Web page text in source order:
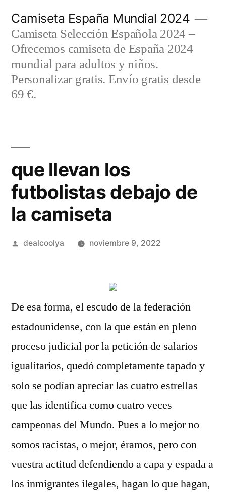
contenido
Camiseta España Mundial 2024
Camiseta Selección Española 2024 –
Ofrecemos camiseta de España 2024
mundial para adultos y niños.
Personalizar gratis. Envío gratis desde
69 €.
que llevan los
futbolistas debajo de
la camiseta
Publicado
dealcoolya noviembre 9, 2022
De esa forma, el escudo de la federación
estadounidense, con la que están en pleno
proceso judicial por la petición de salarios
igualitarios, quedó completamente tapado y
solo se podían apreciar las cuatro estrellas
que las identifica como cuatro veces
campeonas del Mundo. Pues a lo mejor no
somos racistas, o mejor, éramos, pero con
vuestra actitud defendiendo a capa y espada a
los inmigrantes ilegales, hagan lo que hagan,